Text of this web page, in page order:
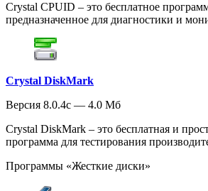
Crystal CPUID – это бесплатное
предназначенное для диагностики и
Crystal DiskMark
Версия 8.0.4c — 4.0 Мб
Crystal DiskMark – это бесплатная и
программа для тестирования
Программы «Жесткие диски»